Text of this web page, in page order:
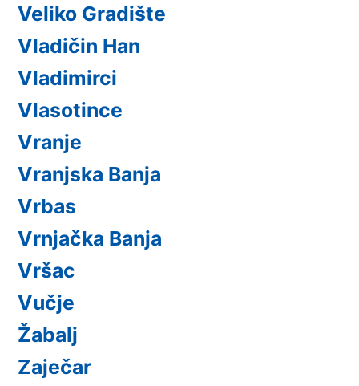
Veliko Gradište
Vladičin Han
Vladimirci
Vlasotince
Vranje
Vranjska Banja
Vrbas
Vrnjačka Banja
Vršac
Vučje
Žabalj
Zaječar